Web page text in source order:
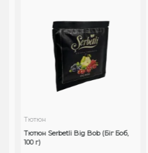
Тютюн
Тютюн Serbetli Big Bob (Біг Боб,
100 г)